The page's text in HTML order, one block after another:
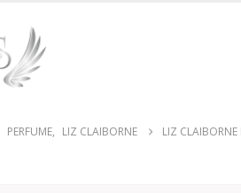
PERFUME, LIZ CLAIBORNE LIZ CLAIBORNE